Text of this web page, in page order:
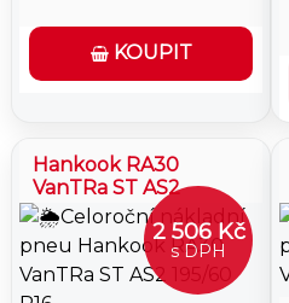
KOUPIT
Hankook RA30
VanTRa ST AS2
2 506 Kč
s DPH